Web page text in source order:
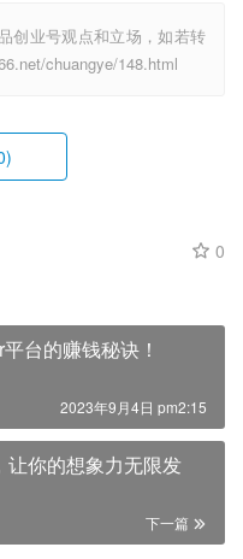
创业号观点和立场，如若转
chuangye/148.html
0
台的赚钱秘诀！
2023年9月4日 pm2:15
你的想象力无限发
下一篇